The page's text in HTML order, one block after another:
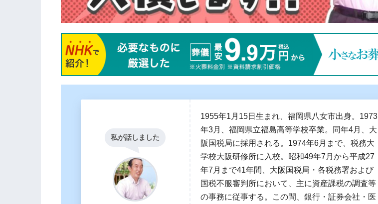
私が話しました
1955年1月15日生まれ、福岡県八女市出身。1973
年3月、福岡県立福島高等学校卒業。同年4月、大
阪国税局に採用される。1974年6月まで、税務大
学校大阪研修所に入校。昭和49年7月から平成27
年7月まで41年間、大阪国税局・各税務署および
国税不服審判所において、主に資産課税の調査等
の事務に従事する。この間、銀行・証券会社・医